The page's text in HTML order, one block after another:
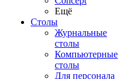
Ещё
Столы
Журнальные
столы
Компьютерные
столы
Для персонала